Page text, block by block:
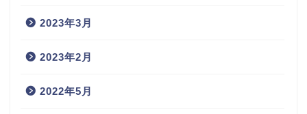
2023年3月
2023年2月
2022年5月